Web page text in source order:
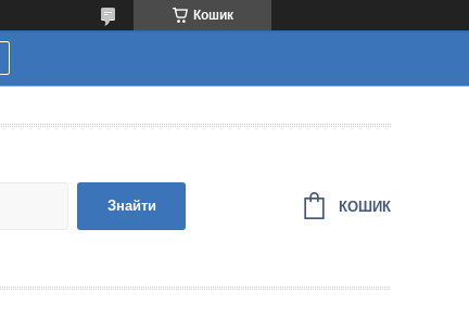
Кошик
Знайти КОШИК